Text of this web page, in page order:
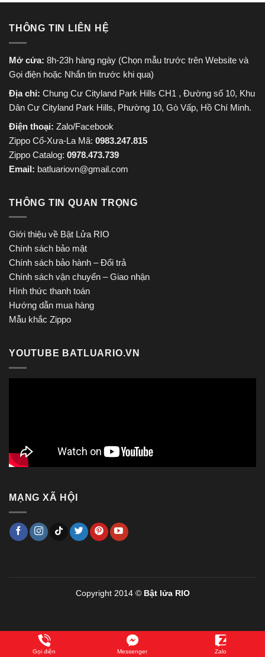
Gọi điện Messenger Zalo
THÔNG TIN LIÊN HỆ
Mở cửa: 8h-23h hàng ngày (Chọn mẫu trước trên Website và
Gọi điện hoặc Nhắn tin trước khi qua)
Địa chỉ: Chung Cư Cityland Park Hills CH1 , Đường số 10, Khu
Dân Cư Cityland Park Hills, Phường 10, Gò Vấp, Hồ Chí Minh.
Điện thoại: Zalo/Facebook
Zippo Cổ-Xưa-La Mã: 0983.247.815
Zippo Catalog: 0978.473.739
Email: batluariovn@gmail.com
THÔNG TIN QUAN TRỌNG
Giới thiệu về Bật Lửa RIO
Chính sách bảo mật
Chính sách bảo hành – Đổi trả
Chính sách vận chuyển – Giao nhận
Hình thức thanh toán
Hướng dẫn mua hàng
Mẫu khắc Zippo
YOUTUBE BATLUARIO.VN
MẠNG XÃ HỘI
Copyright 2014 © Bật lửa RIO